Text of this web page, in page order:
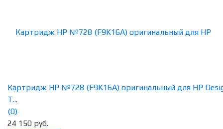
Картридж HP №728 (F9K16A) оригинальный для HP
T...
(0)
24 150 руб.